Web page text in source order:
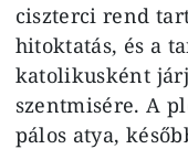
ciszterci rend
hitoktatás, és a
katolikusként
szentmisére. A
pálos atya,